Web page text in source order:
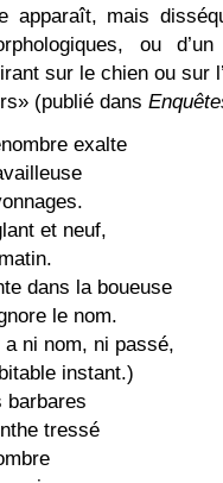
apparaît, mais
ou
sur le chien ou sur
(publié dans
exalte
et neuf,
dans la boueuse
le nom.
ni nom, ni passé,
instant.)
barbares
tressé